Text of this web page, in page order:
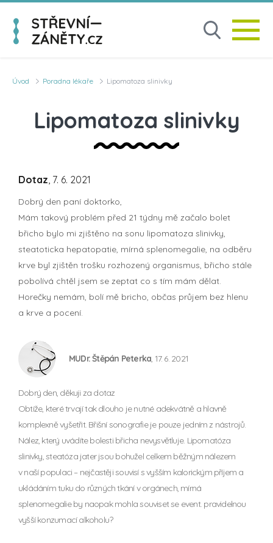
Úvod Poradna lékaře Lipomatoza slinivky
Lipomatoza slinivky
Dotaz, 7. 6. 2021
Dobrý den paní doktorko,
Mám takový problém před 21 týdny mě začalo bolet
břicho bylo mi zjištěno na sonu lipomatoza slinivky,
steatoticka hepatopatie, mírná splenomegalie, na odběru
krve byl zjištěn trošku rozhozený organismus, břicho stále
pobolívá chtěl jsem se zeptat co s tím mám dělat.
Horečky nemám, bolí mě bricho, občas průjem bez hlenu
a krve a pocení.
MUDr. Štěpán Peterka, 17. 6. 2021
Dobrý den, děkuji za dotaz
Obtíže, které trvají tak dlouho je nutné adekvátně a hlavně
komplexně vyšetřit. Břišní sonografie je pouze jedním z nástrojů.
Nález, který uvádíte bolesti břicha nevysvětluje. Lipomatóza
slinivky, steatóza jater jsou bohužel celkem běžným nálezem
v naší populaci – nejčastěji souvisí s vyšším kalorickým příjem a
ukládáním tuku do různých tkání v orgánech, mírná
splenomegalie by naopak mohla souviset se event. pravidelnou
vyšší konzumací alkoholu?